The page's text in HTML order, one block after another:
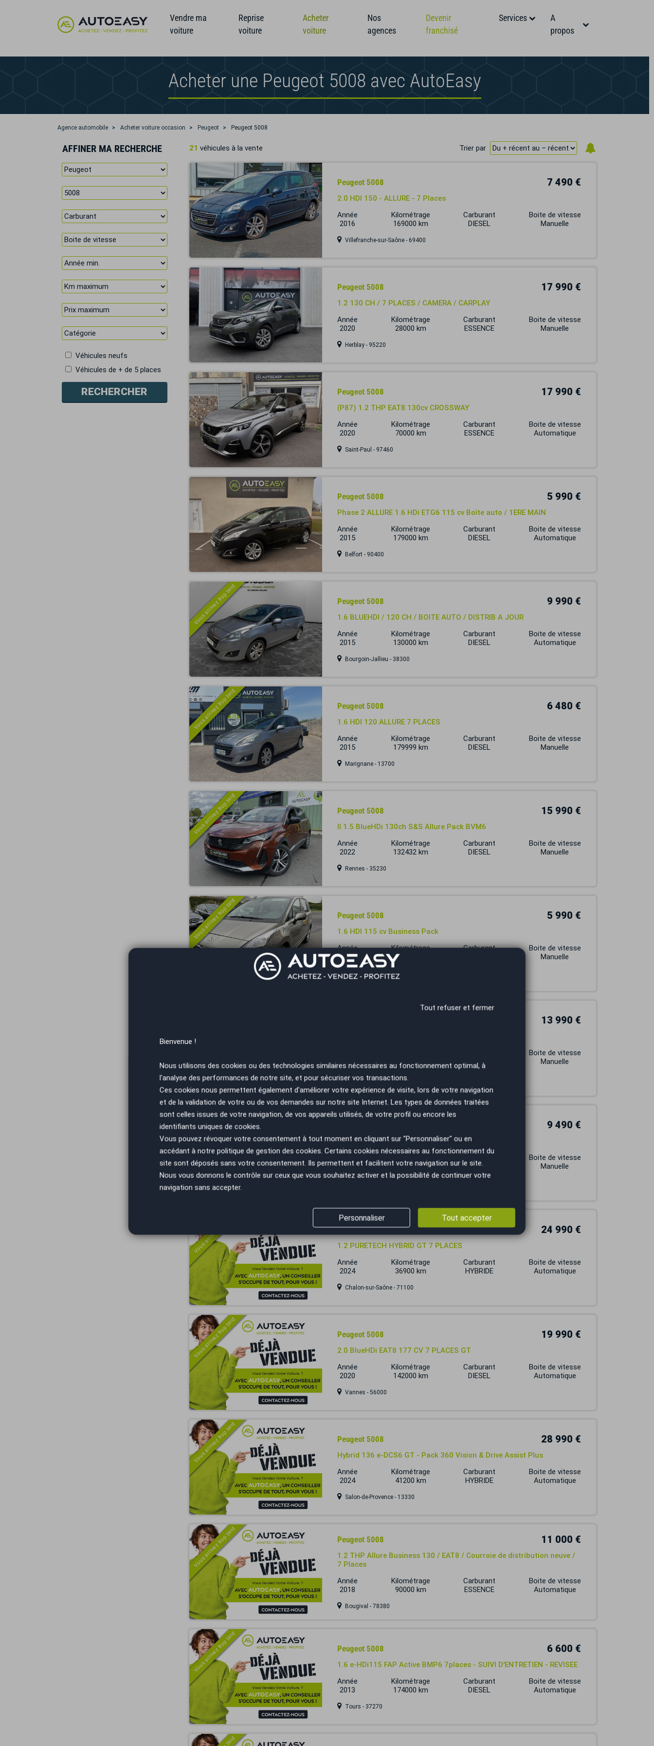
Vendre ma
voiture
Reprise
voiture
Acheter
voiture
Nos
agences
Devenir
franchisé
Services
A
propos
Acheter une Peugeot 5008 avec AutoEasy
Agence automobile Acheter voiture occasion Peugeot Peugeot 5008
AFFINER MA RECHERCHE
Véhicules neufs
Véhicules de + de 5 places
21 véhicules à la vente Trier par
Peugeot 5008 7 490 €
2.0 HDI 150 - ALLURE - 7 Places
Année
2016
Kilométrage
169000 km
Carburant
DIESEL
Boite de vitesse
Manuelle
Villefranche-sur-Saône - 69400
Peugeot 5008 17 990 €
1.2 130 CH / 7 PLACES / CAMERA / CARPLAY
Année
2020
Kilométrage
28000 km
Carburant
ESSENCE
Boite de vitesse
Manuelle
Herblay - 95220
Peugeot 5008 17 990 €
(P87) 1.2 THP EAT8 130cv CROSSWAY
Année
2020
Kilométrage
70000 km
Carburant
ESSENCE
Boite de vitesse
Automatique
Saint-Paul - 97460
Peugeot 5008 5 990 €
Phase 2 ALLURE 1.6 HDi ETG6 115 cv Boîte auto / 1ERE MAIN
Année
2015
Kilométrage
179000 km
Carburant
DIESEL
Boite de vitesse
Automatique
Belfort - 90400
Vous arrivez trop tard Peugeot 5008 9 990 €
1.6 BLUEHDI / 120 CH / BOITE AUTO / DISTRIB A JOUR
Année
2015
Kilométrage
130000 km
Carburant
DIESEL
Boite de vitesse
Automatique
Bourgoin-Jallieu - 38300
Vous arrivez trop tard Peugeot 5008 6 480 €
1.6 HDI 120 ALLURE 7 PLACES
Année
2015
Kilométrage
179999 km
Carburant
DIESEL
Boite de vitesse
Manuelle
Marignane - 13700
Vous arrivez trop tard Peugeot 5008 15 990 €
II 1.5 BlueHDi 130ch S&S Allure Pack BVM6
Année
2022
Kilométrage
132432 km
Carburant
DIESEL
Boite de vitesse
Manuelle
Rennes - 35230
Vous arrivez trop tard Peugeot 5008 5 990 €
1.6 HDI 115 cv Business Pack
Année
2014
Kilométrage
183000 km
Carburant
Boite de vitesse
Manuelle
L'Isle Jourdain - 32600
13 990 €
2017
167458 km
DIESEL
Boite de vitesse
Manuelle
Nantes - 44470
Vous arrivez trop tard 9 490 €
STYLE 7 places 1,6 hdi 115ch + Attelage
2013
68000 km
DIESEL
Boite de vitesse
Manuelle
Vous arrivez trop tard Peugeot 5008 24 990 €
1.2 PURETECH HYBRID GT 7 PLACES
Année
2024
Kilométrage
36900 km
Carburant
HYBRIDE
Boite de vitesse
Automatique
Chalon-sur-Saône - 71100
Vous arrivez trop tard Peugeot 5008 19 990 €
2.0 BlueHDi EAT8 177 CV 7 PLACES GT
Année
2020
Kilométrage
142000 km
Carburant
DIESEL
Boite de vitesse
Automatique
Vannes - 56000
Vous arrivez trop tard Peugeot 5008 28 990 €
Hybrid 136 e-DCS6 GT - Pack 360 Vision & Drive Assist Plus
Année
2024
Kilométrage
41200 km
Carburant
HYBRIDE
Boite de vitesse
Automatique
Salon-de-Provence - 13330
Vous arrivez trop tard Peugeot 5008 11 000 €
1.2 THP Allure Business 130 / EAT8 / Courroie de distribution neuve /
7 Places
Année
2018
Kilométrage
90000 km
Carburant
ESSENCE
Boite de vitesse
Automatique
Bougival - 78380
Vous arrivez trop tard Peugeot 5008 6 600 €
1.6 e-HDi115 FAP Active BMP6 7places - SUIVI D'ENTRETIEN - REVISEE
Année
2013
Kilométrage
174000 km
Carburant
DIESEL
Boite de vitesse
Automatique
Tours - 37270
Tout refuser et fermer
Bienvenue !
Nous utilisons des cookies ou des technologies similaires nécessaires au fonctionnement optimal, à
l'analyse des performances de notre site, et pour sécuriser vos transactions.
Ces cookies nous permettent également d'améliorer votre expérience de visite, lors de votre navigation
et de la validation de votre ou de vos demandes sur notre site Internet. Les types de données traitées
sont celles issues de votre navigation, de vos appareils utilisés, de votre profil ou encore les
identifiants uniques de cookies.
Vous pouvez révoquer votre consentement à tout moment en cliquant sur "Personnaliser" ou en
accédant à notre politique de gestion des cookies. Certains cookies nécessaires au fonctionnement du
site sont déposés sans votre consentement. Ils permettent et facilitent votre navigation sur le site.
Nous vous donnons le contrôle sur ceux que vous souhaitez activer et la possibilité de continuer votre
navigation sans accepter.
Tout accepter
Personnaliser